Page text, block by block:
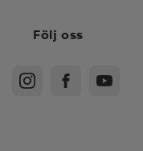
Följ oss